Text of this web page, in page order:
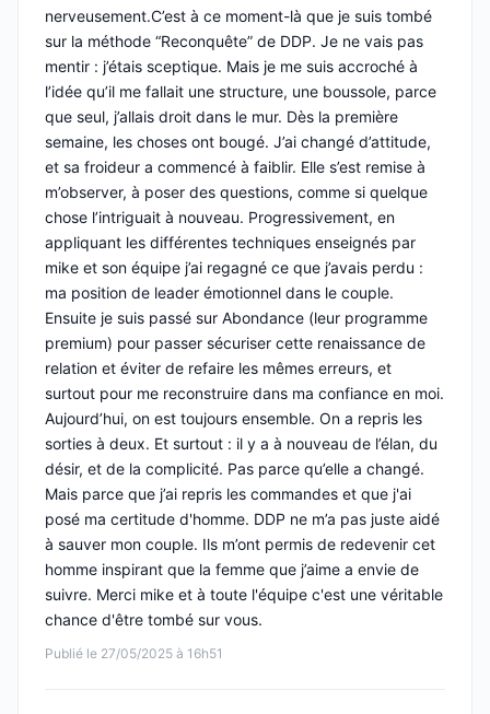
Publié le 27/05/2025 à 16h51
nerveusement.C’est à ce moment-là que je suis tombé
sur la méthode “Reconquête” de DDP. Je ne vais pas
mentir : j’étais sceptique. Mais je me suis accroché à
l’idée qu’il me fallait une structure, une boussole, parce
que seul, j’allais droit dans le mur. Dès la première
semaine, les choses ont bougé. J’ai changé d’attitude,
et sa froideur a commencé à faiblir. Elle s’est remise à
m’observer, à poser des questions, comme si quelque
chose l’intriguait à nouveau. Progressivement, en
appliquant les différentes techniques enseignés par
mike et son équipe j’ai regagné ce que j’avais perdu :
ma position de leader émotionnel dans le couple.
Ensuite je suis passé sur Abondance (leur programme
premium) pour passer sécuriser cette renaissance de
relation et éviter de refaire les mêmes erreurs, et
surtout pour me reconstruire dans ma confiance en moi.
Aujourd’hui, on est toujours ensemble. On a repris les
sorties à deux. Et surtout : il y a à nouveau de l’élan, du
désir, et de la complicité. Pas parce qu’elle a changé.
Mais parce que j’ai repris les commandes et que j'ai
posé ma certitude d'homme. DDP ne m’a pas juste aidé
à sauver mon couple. Ils m’ont permis de redevenir cet
homme inspirant que la femme que j’aime a envie de
suivre. Merci mike et à toute l'équipe c'est une véritable
chance d'être tombé sur vous.